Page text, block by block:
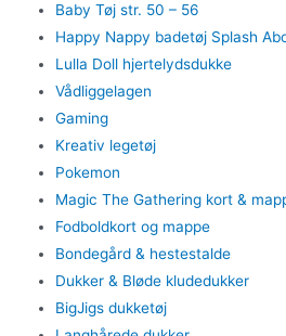
Baby Tøj str. 50 – 56
Happy Nappy badetøj Splash
Lulla Doll hjertelydsdukke
Vådliggelagen
Gaming
Kreativ legetøj
Pokemon
Magic The Gathering kort &
Fodboldkort og mappe
Bondegård & hestestalde
Dukker & Bløde kludedukker
BigJigs dukketøj